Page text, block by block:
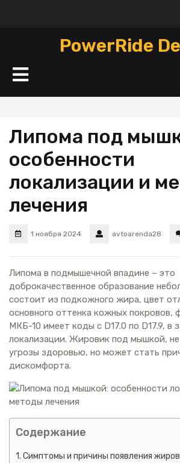
PowerRide
Кнопка
Открыть
Липома под
особенности
локализации и
лечения
1 ноября 2024 avtoarenda28
Липома в подмышечной впадине – это
доброкачественное образование
состоит из подкожного жира, цвет
основного оттенка кожных покровов,
МКБ-10 имеет коды с D17.0 по D17.9, в
локализации. Жировик под мышкой, не
угрозы здоровью, но может стать
дискомфорта.
Содержание
Симптомы и причины появления